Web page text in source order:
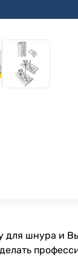
для шнура и